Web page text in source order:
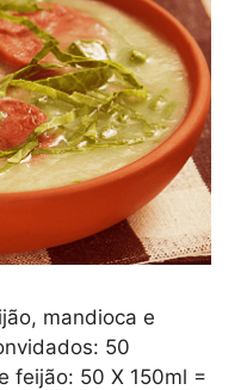
mandioca e
50
feijão: 50 X 150ml =